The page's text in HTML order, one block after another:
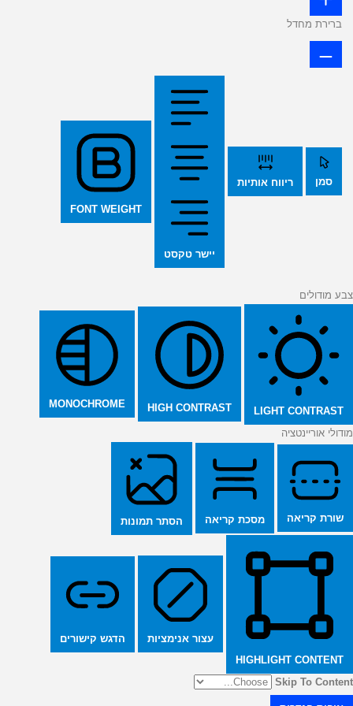
ברירת מחדל
סמן ריווח אותיות
יישר טקסט
FONT WEIGHT
צבע מודולים
LIGHT CONTRAST
HIGH CONTRAST
MONOCHROME
מודולי אוריינטציה
שורת קריאה מסכת קריאה הסתר תמונות
HIGHLIGHT CONTENT
עצור אנימציות הדגש קישורים
Skip To Content